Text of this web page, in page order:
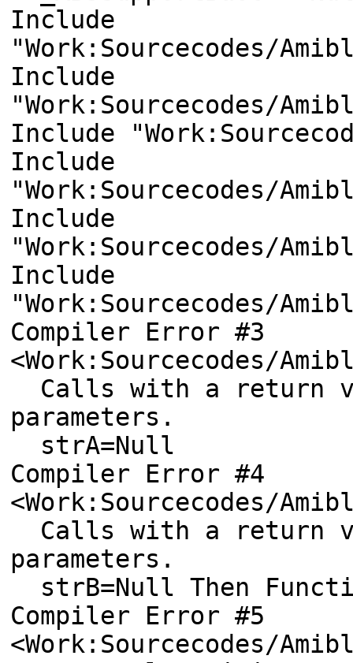
Include
"Work:Sourcecodes/
Include
"Work:Sourcecodes/
Include
Include
"Work:Sourcecodes/
Include
"Work:Sourcecodes/
Include
"Work:Sourcecodes/
Compiler Error #3
<Work:Sourcecodes/
Calls with a return
parameters.
strA=Null
Compiler Error #4
<Work:Sourcecodes/
Calls with a return
parameters.
strB=Null Then
Compiler Error #5
<Work:Sourcecodes/